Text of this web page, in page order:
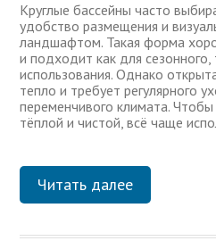
Круглые бассейны часто
удобство размещения и
ландшафтом. Такая форма
и подходит как для
использования. Однако
тепло и требует регулярного
переменчивого климата.
тёплой и чистой, всё чаще
Читать далее